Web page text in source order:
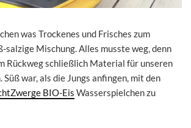
was Trockenes und Frisches zum
salzige Mischung. Alles musste weg, denn
Rückweg schließlich Material für unseren
Süß war, als die Jungs anfingen, mit den
BIO-Eis Wasserspielchen zu